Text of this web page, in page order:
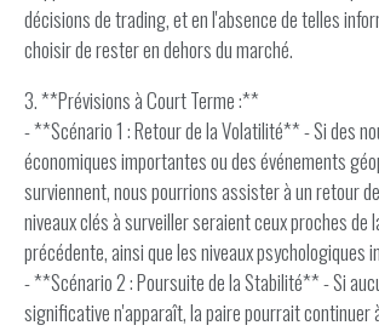
décisions de trading, et en l'absence de telles
choisir de rester en dehors du marché.
3. **Prévisions à Court Terme :**
- **Scénario 1 : Retour de la Volatilité** - Si des
économiques importantes ou des événements
surviennent, nous pourrions assister à un retour
niveaux clés à surveiller seraient ceux proches de
précédente, ainsi que les niveaux psychologiques
- **Scénario 2 : Poursuite de la Stabilité** - Si
significative n'apparaît, la paire pourrait continuer